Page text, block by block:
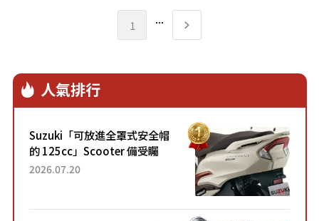
居家的愜意輕鬆感
1 ...
人氣排行
Suzuki「可放進全罩式安全帽
的 125cc」Scooter 備受矚
目！採用全新流線設計與各項
2026.07.20